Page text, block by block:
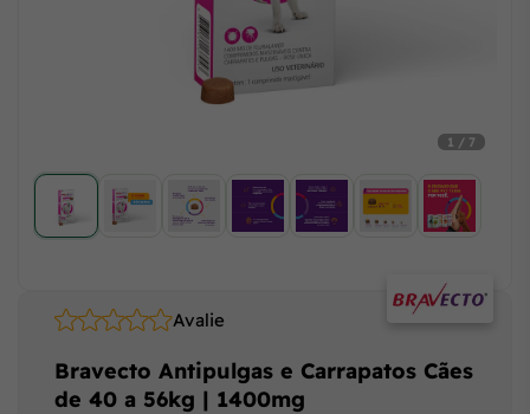
1 / 7
Avalie
Bravecto Antipulgas e Carrapatos Cães
de 40 a 56kg | 1400mg